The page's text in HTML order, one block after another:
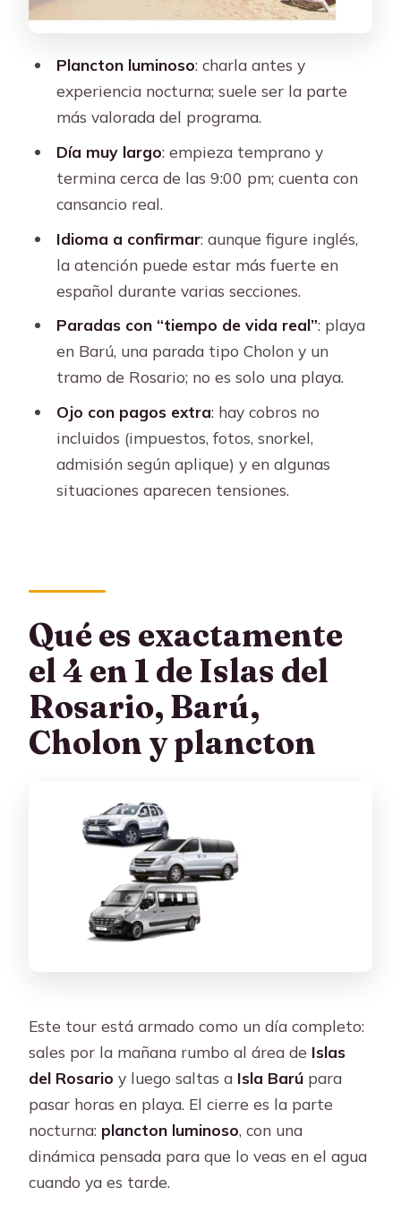
Llegada a Playa Tranquila en Barú: el
luminoso: el cierre entre charla y mar
suele justificar el viaje
Islas del Rosario y el panorámico en
Oceanario y delfines: buena idea, pero
valida el costo
Playa Tranquila en Barú: el tiempo
donde se nota la diferencia
Comida: sí hay almuerzo, pero revisa
qué esperas
Baños, tiempos muertos y cansancio:
el costo escondido del 4 en 1
Idioma y servicio al cliente: lo que
empieza el estrés y cómo reducirlo
Precio y valor real: los 109 USD te
compran esto (y lo que no)
¿Quién debería reservar este tour (y
quién mejor no)?
¿Deberías reservar este 4 en 1 de Islas
FAQ
¿De qué horarios estamos hablando
en este tour?
¿Incluye transporte en lancha y
chalecos salvavidas?
¿El snorkeling está incluido?
¿Qué pasa con el impuesto portuario y
otros pagos no incluidos?
¿Este tour es para niños?
Plancton luminoso: charla antes y
experiencia nocturna; suele ser la parte
más valorada del programa.
Día muy largo: empieza temprano y
termina cerca de las 9:00 pm; cuenta con
cansancio real.
Idioma a confirmar: aunque figure inglés,
la atención puede estar más fuerte en
español durante varias secciones.
Paradas con “tiempo de vida real”: playa
en Barú, una parada tipo Cholon y un
tramo de Rosario; no es solo una playa.
Ojo con pagos extra: hay cobros no
incluidos (impuestos, fotos, snorkel,
admisión según aplique) y en algunas
situaciones aparecen tensiones.
Qué es exactamente
el 4 en 1 de Islas del
Rosario, Barú,
Cholon y plancton
Este tour está armado como un día completo:
sales por la mañana rumbo al área de Islas
del Rosario y luego saltas a Isla Barú para
pasar horas en playa. El cierre es la parte
nocturna: plancton luminoso, con una
dinámica pensada para que lo veas en el agua
cuando ya es tarde.